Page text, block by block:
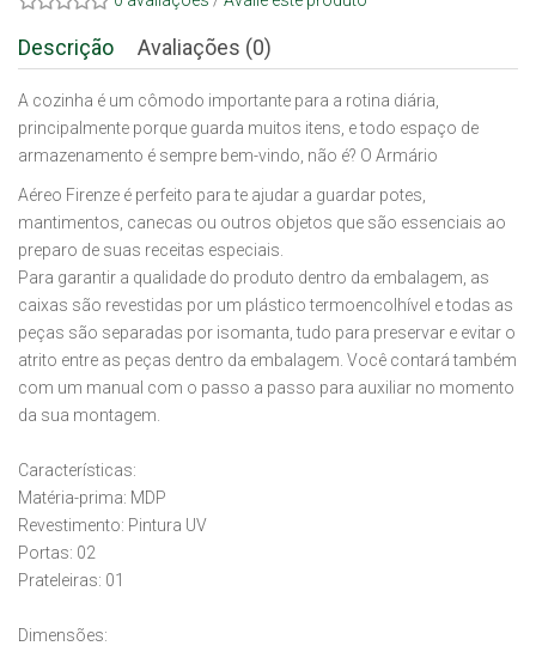
Descrição Avaliações (0)
A cozinha é um cômodo importante para a rotina diária,
principalmente porque guarda muitos itens, e todo espaço de
armazenamento é sempre bem-vindo, não é? O Armário
Aéreo Firenze é perfeito para te ajudar a guardar potes,
mantimentos, canecas ou outros objetos que são essenciais ao
preparo de suas receitas especiais.
Para garantir a qualidade do produto dentro da embalagem, as
caixas são revestidas por um plástico termoencolhível e todas as
peças são separadas por isomanta, tudo para preservar e evitar o
atrito entre as peças dentro da embalagem. Você contará também
com um manual com o passo a passo para auxiliar no momento
da sua montagem.
Características:
Matéria-prima: MDP
Revestimento: Pintura UV
Portas: 02
Prateleiras: 01
Dimensões: